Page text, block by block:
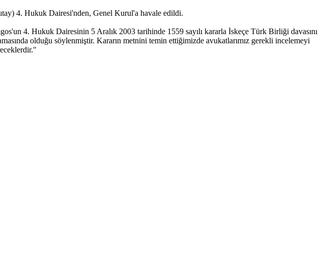
4. Hukuk Dairesi'nden, Genel Kurul'a havale edildi.
4. Hukuk Dairesinin 5 Aralık 2003 tarihinde 1559 sayılı kararla İskeçe Türk Birliği davasını
olduğu söylenmiştir. Kararın metnini temin ettiğimizde avukatlarımız gerekli incelemeyi